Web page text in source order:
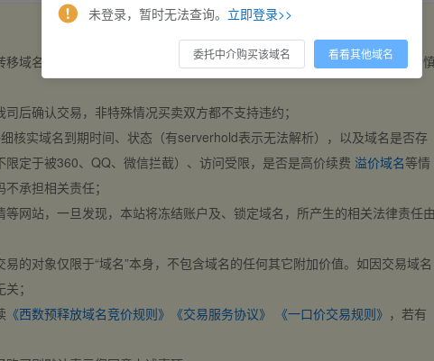
域名，交易自动完成。买卖双方都不支持违约，一旦出价不支持撤销，请
后确认交易，非特殊情况买卖双方都不支持违约；
核实域名到期时间、状态（有serverhold表示无法解析），以及域名是否存
定于被360、QQ、微信拦截）、访问受限，是否是高价续费 溢价域名等情
承担相关责任；
网站，一旦发现，本站将冻结账户及、锁定域名，所产生的相关法律责任
的对象仅限于“域名”本身，不包含域名的任何其它附加价值。如因交易域名
；
《西数预释放域名竞价规则》 《交易服务协议》 《一口价交易规则》 ，若有
未登录，暂时无法查询。 立即登录>>
委托中介购买该域名 看看其他域名